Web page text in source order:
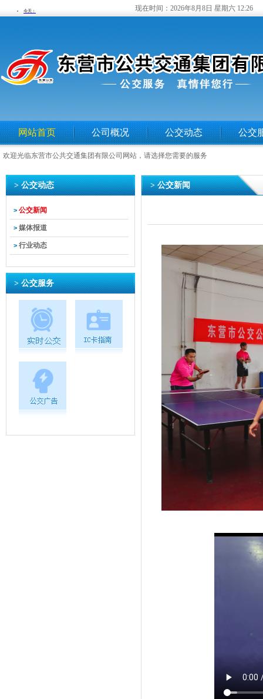
现在时间： 2026年8月8日 星期六 12:26
网站首页 公司概况 公交动态 公交
欢迎光临东营市公共交通集团有限公司网站，请选择您需要的服务
> 公交动态
> 公交新闻
> 媒体报道
> 行业动态
> 公交服务
> 公交新闻